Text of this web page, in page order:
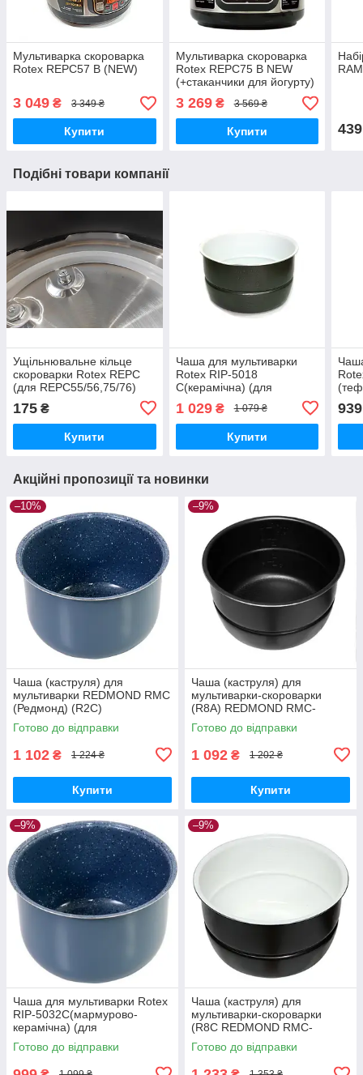
Мультиварка скороварка
Rotex REPC57 B (NEW)
3 049 ₴ 3 349 ₴
Купити
Мультиварка скороварка
Rotex REPC75 B NEW
(+стаканчики для йогурту)
3 269₴ 3 569 ₴
Купити 439
Подібні товари компанії
Ущільнювальне кільце
скороварки Rotex REPC
(для REPC55/56,75/76)
175 ₴
Купити
Чаша для мультиварки
Rotex RIP-5018
C(керамічна) (для
REPC53/55/56,57/58,72/73,75/76)
1 029₴ 1 079 ₴
Купити
939
Акційні пропозиції та новинки
–10%
Чаша (каструля) для
мультиварки REDMOND RMC
(Редмонд) (R2С)
Готово до відправки
1 102 ₴ 1 224 ₴
Купити
–9%
Чаша (каструля) для
мультиварки-скороварки
(R8A) REDMOND RMC-
PM4506, PM4507, М4504,
M110, PM180,190
Готово до відправки
1 092 ₴ 1 202 ₴
Купити
–9%
Чаша для мультиварки Rotex
RIP-5032C(мармурово-
керамічна) (для
RMC401/503/505/507/508/522
/530/532)
Готово до відправки
–9%
Чаша (каструля) для
мультиварки-скороварки
(R8C REDMOND RMC-
PM4506, РМ4507, М4504,
M110, PM180,190
Готово до відправки